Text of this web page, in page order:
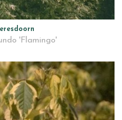
'Flamingo'